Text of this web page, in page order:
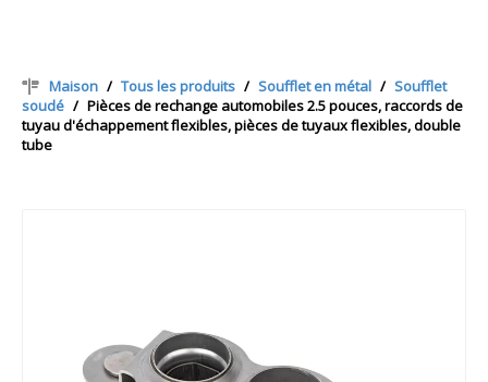
Maison / Tous les produits / Soufflet en métal / Soufflet
soudé / Pièces de rechange automobiles 2.5 pouces, raccords de
tuyau d'échappement flexibles, pièces de tuyaux flexibles, double
tube